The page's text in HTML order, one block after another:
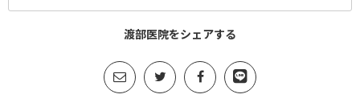
渡部医院をシェアする